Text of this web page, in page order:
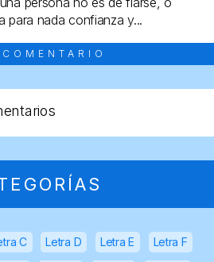
para nada confianza y...
C Letra D Letra E Letra F